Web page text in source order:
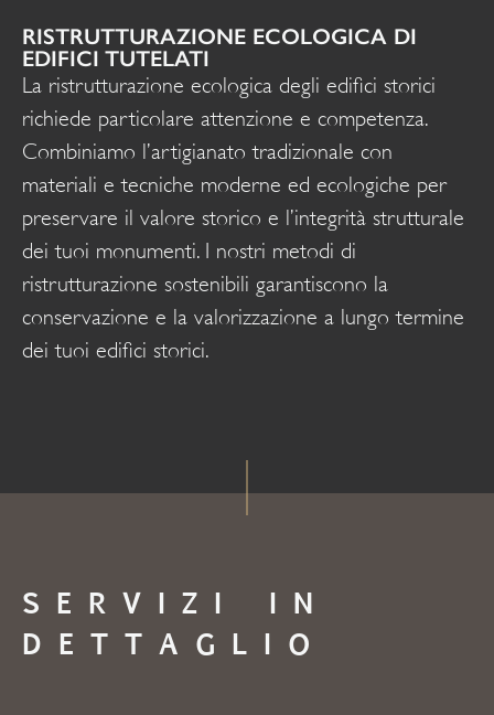
RISTRUTTURAZIONE ECOLOGICA DI
EDIFICI TUTELATI
La ristrutturazione ecologica degli edifici storici
richiede particolare attenzione e competenza.
Combiniamo l’artigianato tradizionale con
materiali e tecniche moderne ed ecologiche per
preservare il valore storico e l’integrità strutturale
dei tuoi monumenti. I nostri metodi di
ristrutturazione sostenibili garantiscono la
conservazione e la valorizzazione a lungo termine
dei tuoi edifici storici.
SERVIZI IN
DETTAGLIO